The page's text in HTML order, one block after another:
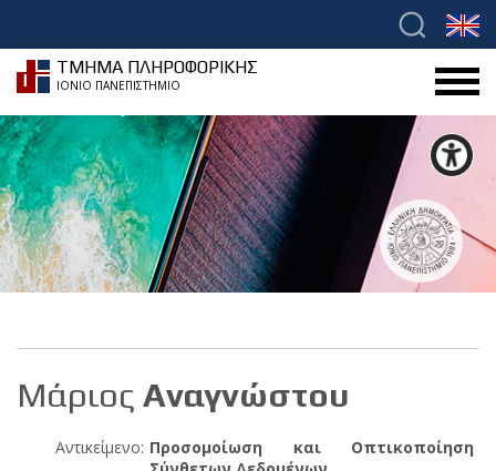
ΤΜΗΜΑ ΠΛΗΡΟΦΟΡΙΚΗΣ
ΙΟΝΙΟ ΠΑΝΕΠΙΣΤΗΜΙΟ
Μάριος Αναγνώστου
Αντικείμενο: Προσομοίωση και Οπτικοποίηση